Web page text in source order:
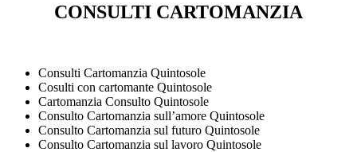
CONSULTI CARTOMANZIA
Consulti Cartomanzia Quintosole
Cosulti con cartomante Quintosole
Cartomanzia Consulto Quintosole
Consulto Cartomanzia sull’amore Quintosole
Consulto Cartomanzia sul futuro Quintosole
Consulto Cartomanzia sul lavoro Quintosole